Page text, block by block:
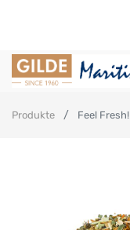
Produkte Feel Fresh!